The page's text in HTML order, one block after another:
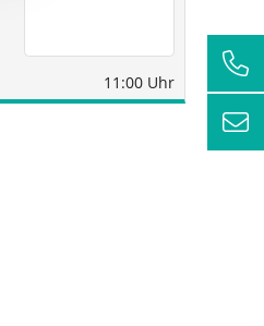
11:00 Uhr